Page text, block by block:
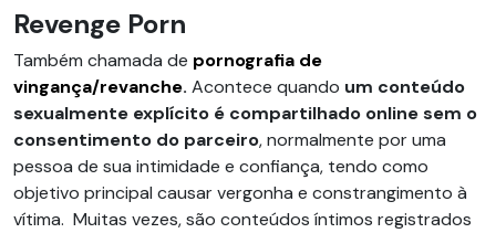
Revenge Porn
Também chamada de pornografia de
vingança/revanche. Acontece quando um conteúdo
sexualmente explícito é compartilhado online sem o
consentimento do parceiro, normalmente por uma
pessoa de sua intimidade e confiança, tendo como
objetivo principal causar vergonha e constrangimento à
vítima. Muitas vezes, são conteúdos íntimos registrados